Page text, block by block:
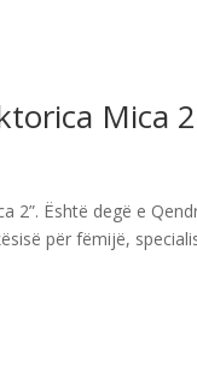
Mica
2”. Është degë e
për fëmijë,